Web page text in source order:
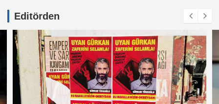
Editörden